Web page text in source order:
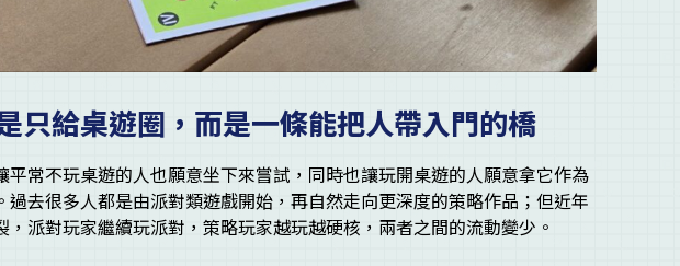
只給桌遊圈，而是一條能把人帶入門的橋
平常不玩桌遊的人也願意坐下來嘗試，同時也讓玩開桌遊的人願意拿它作為
過去很多人都是由派對類遊戲開始，再自然走向更深度的策略作品；但近年
，派對玩家繼續玩派對，策略玩家越玩越硬核，兩者之間的流動變少。